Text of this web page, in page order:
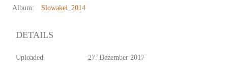
Album: Slowakei_2014
DETAILS
Uploaded 27. Dezember 2017